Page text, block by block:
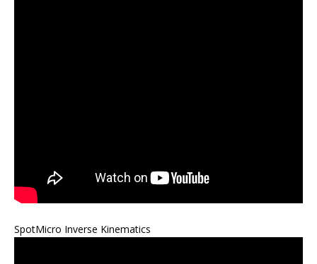
SpotMicro Inverse Kinematics